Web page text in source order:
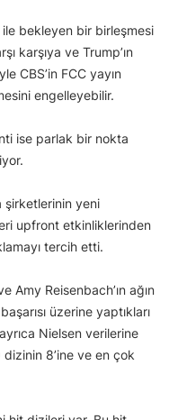
bekleyen bir birleşmesi
karşıya ve Trump’ın
CBS’in FCC yayın
engelleyebilir.
ise parlak bir nokta
şirketlerinin yeni
upfront etkinliklerinden
tercih etti.
Amy Reisenbach’ın ağın
üzerine yaptıkları
Nielsen verilerine
8’ine ve en çok